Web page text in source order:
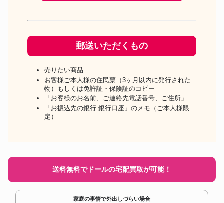
郵送いただくもの
売りたい商品
お客様ご本人様の住民票（3ヶ月以内に発行された
物）もしくは免許証・保険証のコピー
「お客様のお名前、ご連絡先電話番号、ご住所」
「お振込先の銀行 銀行口座」のメモ（ご本人様限
定）
送料無料でドールの宅配買取が可能！
家庭の事情で外出しづらい場合